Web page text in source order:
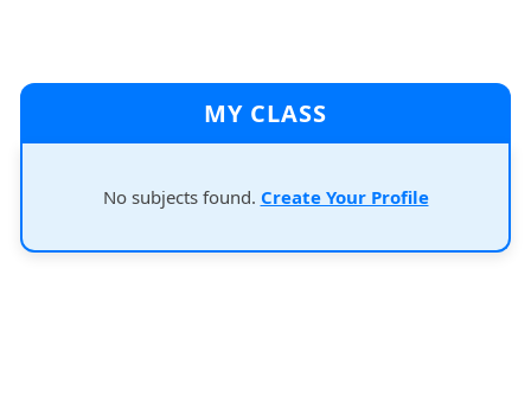
MY CLASS
No subjects found. Create Your Profile